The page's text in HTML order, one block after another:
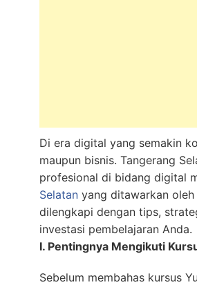
Di era digital yang semakin
maupun bisnis. Tangerang
profesional di bidang digital
Selatan yang ditawarkan
dilengkapi dengan tips,
investasi pembelajaran Anda.
I. Pentingnya Mengikuti
Sebelum membahas kursus